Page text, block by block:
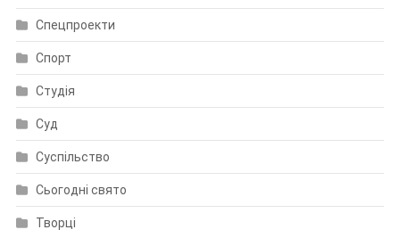
Спецпроекти
Спорт
Студія
Суд
Суспільство
Сьогодні свято
Творці